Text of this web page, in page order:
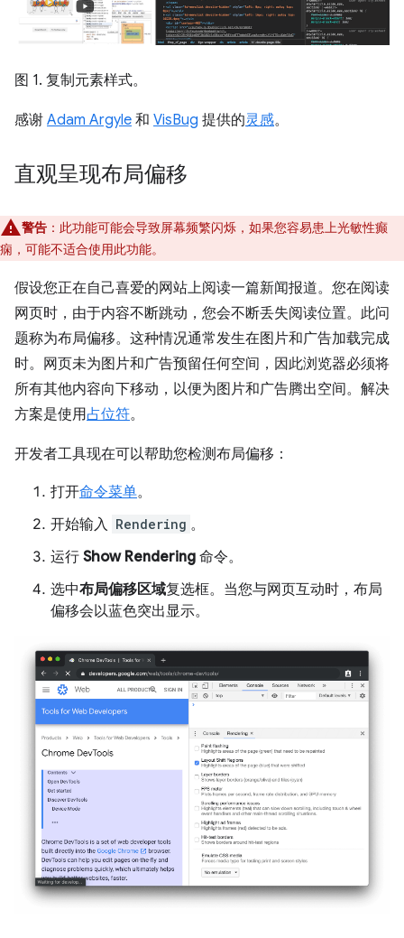
图 1. 复制元素样式。
感谢 Adam Argyle 和 VisBug 提供的灵感。
直观呈现布局偏移
警告 ：此功能可能会导致屏幕频繁闪烁，如果您容易患上光敏性癫
痫，可能不适合使用此功能。
假设您正在自己喜爱的网站上阅读一篇新闻报道。您在阅读
网页时，由于内容不断跳动，您会不断丢失阅读位置。此问
题称为布局偏移。这种情况通常发生在图片和广告加载完成
时。网页未为图片和广告预留任何空间，因此浏览器必须将
所有其他内容向下移动，以便为图片和广告腾出空间。解决
方案是使用占位符。
开发者工具现在可以帮助您检测布局偏移：
打开命令菜单。
开始输入 Rendering 。
运行 Show Rendering 命令。
选中布局偏移区域复选框。当您与网页互动时，布局
偏移会以蓝色突出显示。